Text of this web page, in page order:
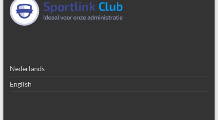
Nederlands
English